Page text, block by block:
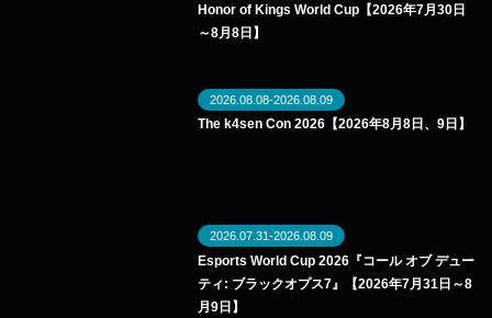
Honor of Kings World Cup【2026年7月30日
～8月8日】
2026.08.08-2026.08.09
The k4sen Con 2026【2026年8月8日、9日】
2026.07.31-2026.08.09
Esports World Cup 2026『コール オブ デュー
ティ: ブラックオプス7』【2026年7月31日～8
月9日】